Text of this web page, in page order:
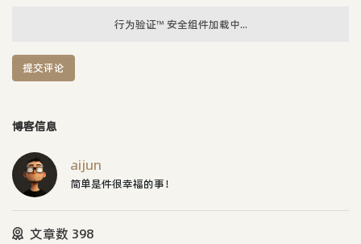
行为验证™ 安全组件加载中...
提交评论
博客信息
aijun
简单是件很幸福的事！
文章数 398